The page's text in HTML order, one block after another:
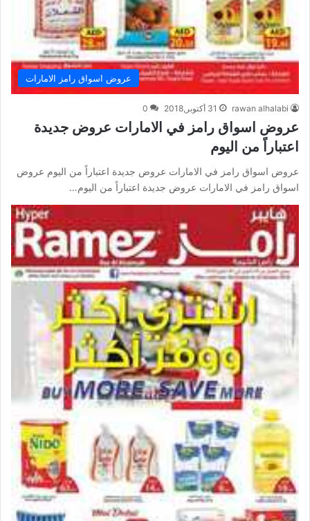
عروض اسواق رامز الامارات
rawan alhalabi 31 أكتوبر,2018 0
عروض اسواق رامز في الامارات عروض جديدة
اعتباراً من اليوم
عروض اسواق رامز في الامارات عروض جديدة اعتباراً من اليوم عروض
اسواق رامز في الامارات عروض جديدة اعتباراً من اليوم…